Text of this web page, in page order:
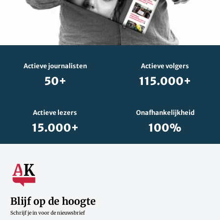
Actieve journalisten
50+
Actieve volgers
115.000+
Actieve lezers
15.000+
Onafhankelijkheid
100%
Blijf op de hoogte
Schrijf je in voor de nieuwsbrief